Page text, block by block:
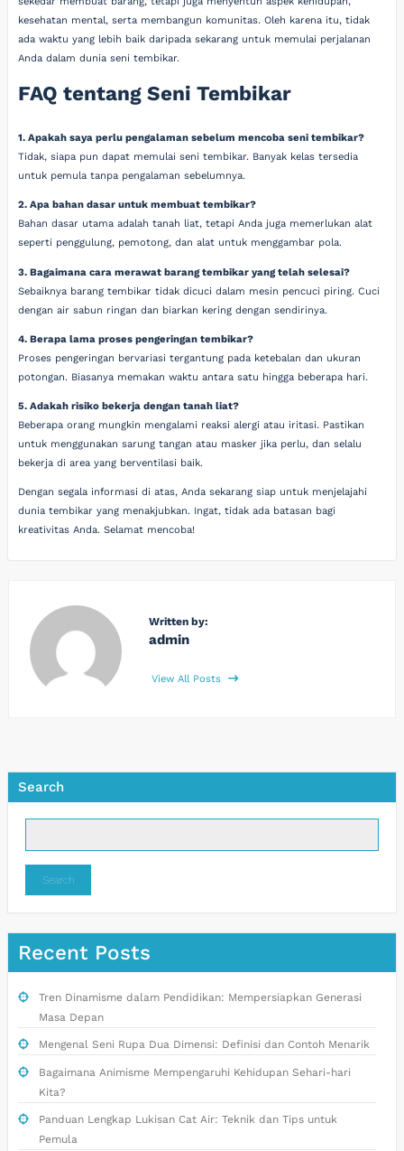
kesehatan mental, serta membangun komunitas. Oleh karena itu, tidak
ada waktu yang lebih baik daripada sekarang untuk memulai perjalanan
Anda dalam dunia seni tembikar.
FAQ tentang Seni Tembikar
1. Apakah saya perlu pengalaman sebelum mencoba seni tembikar?
Tidak, siapa pun dapat memulai seni tembikar. Banyak kelas tersedia
untuk pemula tanpa pengalaman sebelumnya.
2. Apa bahan dasar untuk membuat tembikar?
Bahan dasar utama adalah tanah liat, tetapi Anda juga memerlukan alat
seperti penggulung, pemotong, dan alat untuk menggambar pola.
3. Bagaimana cara merawat barang tembikar yang telah selesai?
Sebaiknya barang tembikar tidak dicuci dalam mesin pencuci piring. Cuci
dengan air sabun ringan dan biarkan kering dengan sendirinya.
4. Berapa lama proses pengeringan tembikar?
Proses pengeringan bervariasi tergantung pada ketebalan dan ukuran
potongan. Biasanya memakan waktu antara satu hingga beberapa hari.
5. Adakah risiko bekerja dengan tanah liat?
Beberapa orang mungkin mengalami reaksi alergi atau iritasi. Pastikan
untuk menggunakan sarung tangan atau masker jika perlu, dan selalu
bekerja di area yang berventilasi baik.
Dengan segala informasi di atas, Anda sekarang siap untuk menjelajahi
dunia tembikar yang menakjubkan. Ingat, tidak ada batasan bagi
kreativitas Anda. Selamat mencoba!
Written by:
admin
View All Posts
Search
Search
Recent Posts
Tren Dinamisme dalam Pendidikan: Mempersiapkan Generasi
Masa Depan
Mengenal Seni Rupa Dua Dimensi: Definisi dan Contoh Menarik
Bagaimana Animisme Mempengaruhi Kehidupan Sehari-hari
Kita?
Panduan Lengkap Lukisan Cat Air: Teknik dan Tips untuk
Pemula